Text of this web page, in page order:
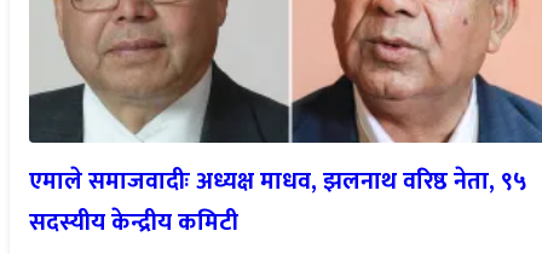
एमाले समाजवादीः अध्यक्ष माधव, झलनाथ वरिष्ठ नेता, ९५
सदस्यीय केन्द्रीय कमिटी